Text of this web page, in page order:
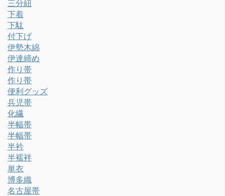
三分紐
下着
下駄
付下げ
伊勢木綿
伊達締め
作り帯
作り帯
便利グッズ
兵児帯
化繊
半幅帯
半幅帯
半衿
半襦袢
単衣
博多織
名古屋帯